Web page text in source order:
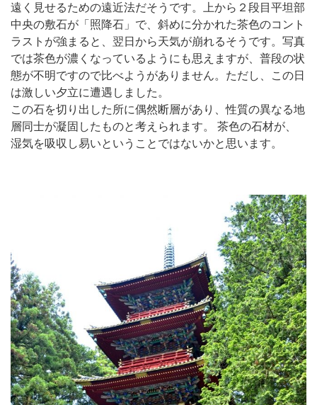
遠く見せるための遠近法だそうです。上から２段目平坦部
中央の敷石が「照降石」で、斜めに分かれた茶色のコント
ラストが強まると、翌日から天気が崩れるそうです。写真
では茶色が濃くなっているようにも思えますが、普段の状
態が不明ですので比べようがありません。ただし、この日
は激しい夕立に遭遇しました。
この石を切り出した所に偶然断層があり、性質の異なる地
層同士が凝固したものと考えられます。 茶色の石材が、
湿気を吸収し易いということではないかと思います。